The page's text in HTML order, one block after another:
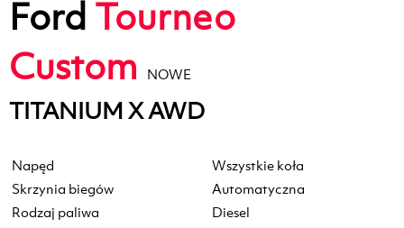
Ford Tourneo
Custom
NOWE
TITANIUM X AWD
Napęd
Wszystkie koła
Skrzynia biegów
Automatyczna
Rodzaj paliwa
Diesel